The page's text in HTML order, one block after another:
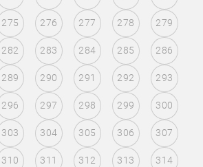
275 276 277 278 279
282 283 284 285 286
289 290 291 292 293
296 297 298 299 300
303 304 305 306 307
310 311 312 313 314